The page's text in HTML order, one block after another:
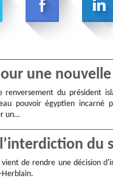
une
renversement du président
pouvoir égyptien incarné
un…
du
vient de rendre une décision
Herblain.